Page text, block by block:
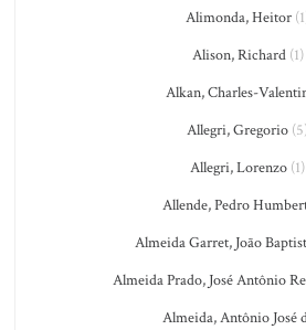
Alimonda, Heitor
Alison, Richard(1)
Alkan, Charles-
Allegri, Gregorio
Allegri, Lorenzo (1)
Allende, Pedro
Almeida Garret, João
Almeida Prado, José Antônio
Almeida, Antônio José